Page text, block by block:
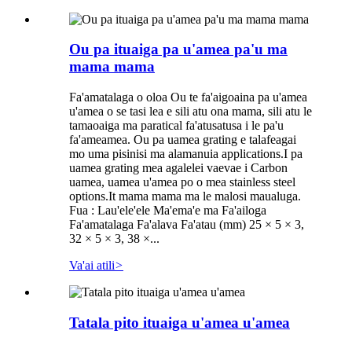
Ou pa ituaiga pa u'amea pa'u ma
mama mama
Fa'amatalaga o oloa Ou te fa'aigoaina pa u'amea
u'amea o se tasi lea e sili atu ona mama, sili atu le
tamaoaiga ma paratical fa'atusatusa i le pa'u
fa'ameamea. Ou pa uamea grating e talafeagai
mo uma pisinisi ma alamanuia applications.I pa
uamea grating mea agalelei vaevae i Carbon
uamea, uamea u'amea po o mea stainless steel
options.It mama mama ma le malosi maualuga.
Fua : Lau'ele'ele Ma'ema'e ma Fa'ailoga
Fa'amatalaga Fa'alava Fa'atau (mm) 25 × 5 × 3,
32 × 5 × 3, 38 ×...
Va'ai atili>
Tatala pito ituaiga u'amea u'amea